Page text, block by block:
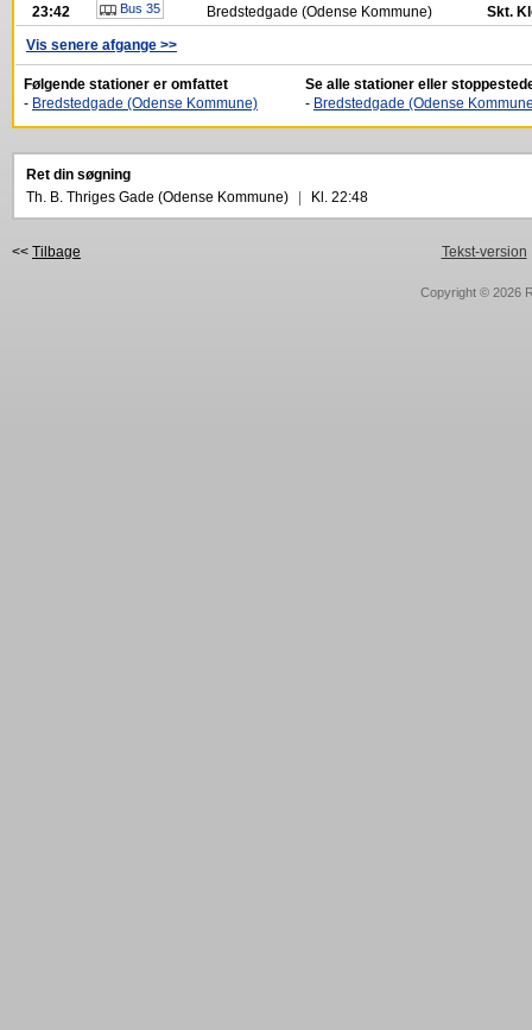
23:42 Bus 35 Bredstedgade (Odense Kommune)
Skt.
Vis senere afgange >>
Følgende stationer er omfattet
- Bredstedgade (Odense Kommune)
Se alle stationer eller
- Bredstedgade (Odense
Ret din søgning
Th. B. Thriges Gade (Odense Kommune)
Kl. 22:48
<< Tilbage Tekst-version
Copyright © 2026